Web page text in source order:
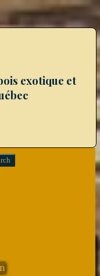
exotique et